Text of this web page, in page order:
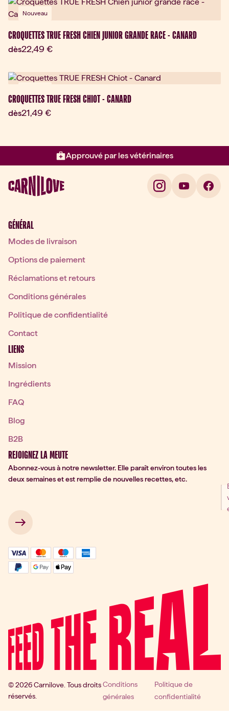
Nouveau
CROQUETTES TRUE FRESH CHIEN JUNIOR GRANDE RACE - CANARD
dèsPrix actuel:
22,49 €
CROQUETTES TRUE FRESH CHIOT - CANARD
dèsPrix actuel:
21,49 €
Approuvé par les vétérinaires
Élément 2 sur 3: Approuvé par
GÉNÉRAL
Modes de livraison
Options de paiement
Réclamations et retours
Conditions générales
Politique de confidentialité
Contact
LIENS
Mission
Ingrédients
FAQ
Blog
B2B
REJOIGNEZ LA MEUTE
Abonnez-vous à notre newsletter. Elle paraît environ toutes les
deux semaines et est remplie de nouvelles recettes, etc.
Signup
→
© 2026 Carnilove. Tous droits
réservés.
Conditions
générales
Politique de
confidentialité